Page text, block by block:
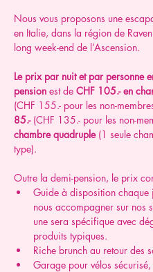
Nous vous proposons une
en Italie, dans la région de
long week-end de l’Ascension.
Le prix par nuit et par personne
pension est de CHF 105.- en
(CHF 155.- pour les non-
85.- (CHF 135.- pour les non-
chambre quadruple (1 seule
type).
Outre la demi-pension, le prix
Guide à disposition chaque
nous accompagner sur nos
une sera spécifique avec
produits typiques.
Riche brunch au retour des
Garage pour vélos sécurisé,